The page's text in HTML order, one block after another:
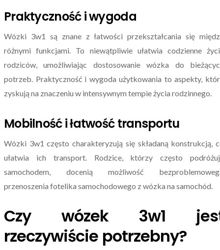
Praktyczność i wygoda
Wózki 3w1 są znane z łatwości przekształcania się
różnymi funkcjami. To niewątpliwie ułatwia codzienne
rodziców, umożliwiając dostosowanie wózka do
potrzeb. Praktyczność i wygoda użytkowania to aspekty,
zyskują na znaczeniu w intensywnym tempie życia rodzinnego.
Mobilność i łatwość transportu
Wózki 3w1 często charakteryzują się składaną konstrukcją,
ułatwia ich transport. Rodzice, którzy często
samochodem, docenią możliwość
przenoszenia fotelika samochodowego z wózka na samochód.
Czy wózek 3w1
rzeczywiście potrzebny?